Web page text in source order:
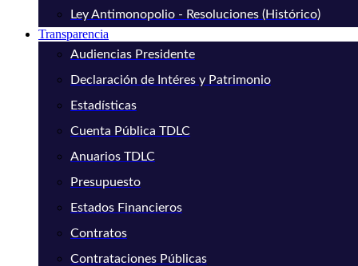
Ley Antimonopolio - Resoluciones (Histórico)
Transparencia
Audiencias Presidente
Declaración de Intéres y Patrimonio
Estadísticas
Cuenta Pública TDLC
Anuarios TDLC
Presupuesto
Estados Financieros
Contratos
Contrataciones Públicas